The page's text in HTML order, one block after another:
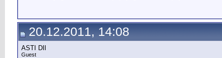
20.12.2011, 14:08
ASTI DIl
Guest